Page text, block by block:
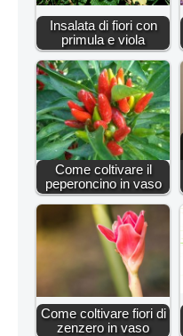
Insalata di fiori con
primula e viola
Come coltivare il
peperoncino in vaso
Come coltivare fiori di
zenzero in vaso